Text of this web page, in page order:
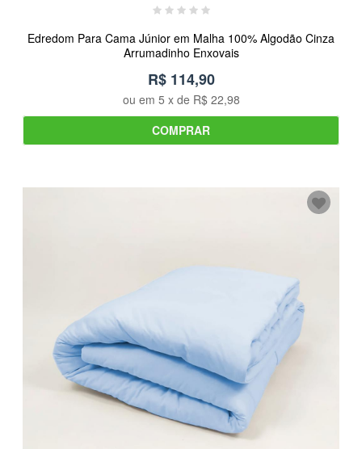
Edredom Para Cama Júnior em Malha 100% Algodão Cinza
Arrumadinho Enxovais
R$ 114,90
ou em 5 x de R$ 22,98
COMPRAR